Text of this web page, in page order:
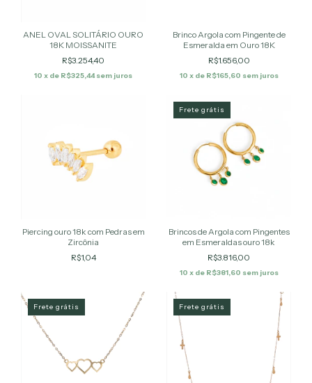
ANEL OVAL SOLITÁRIO OURO
18K MOISSANITE
R$3.254,40
10 x de R$325,44 sem juros
Brinco Argola com Pingente de
Esmeralda em Ouro 18K
R$1.656,00
10 x de R$165,60 sem juros
Piercing ouro 18k com Pedras em
Zircônia
R$1,04
Frete grátis
Brincos de Argola com Pingentes
em Esmeraldas ouro 18k
R$3.816,00
10 x de R$381,60 sem juros
Frete grátis Frete grátis